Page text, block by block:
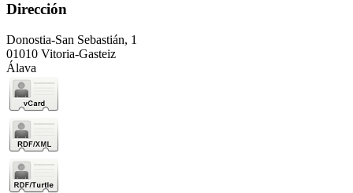
Dirección
Donostia-San Sebastián, 1
01010 Vitoria-Gasteiz
Álava